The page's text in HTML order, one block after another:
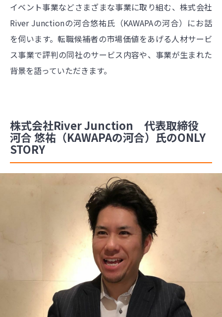
イベント事業などさまざまな事業に取り組む、株式会社
River Junctionの河合悠祐氏（KAWAPAの河合）にお話
を伺います。転職候補者の市場価値をあげる人材サービ
ス事業で評判の同社のサービス内容や、事業が生まれた
背景を語っていただきます。
株式会社River Junction 代表取締役
河合 悠祐（KAWAPAの河合）氏のONLY
STORY